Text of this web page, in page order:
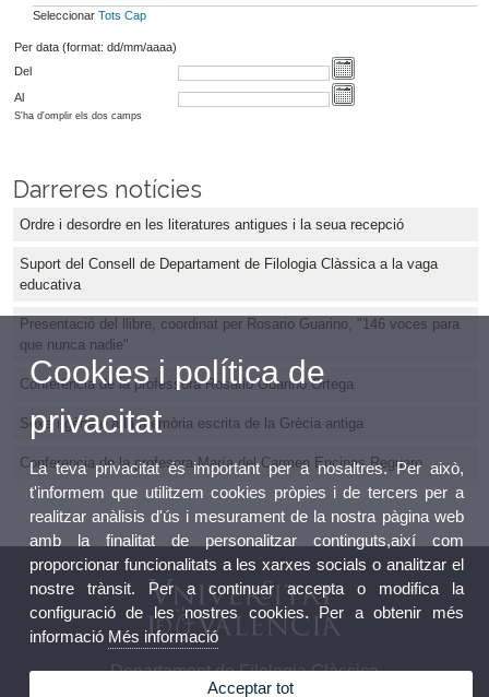
Seleccionar Tots Cap
Per data (format: dd/mm/aaaa)
Del
Al
S'ha d'omplir els dos camps
Darreres notícies
Ordre i desordre en les literatures antigues i la seua recepció
Suport del Consell de Departament de Filologia Clàssica a la vaga
educativa
Presentació del llibre, coordinat per Rosario Guarino, "146 voces para
que nunca nadie"
Conferència de la professora Rosario Guarino Ortega
Sexe i gènere a la memòria escrita de la Grècia antiga
Conferencia de la profesora María del Carmen Encinas Reguero
Departament de Filologia Clàssica
Cookies i política de
privacitat
La teva privacitat és important per a nosaltres. Per això,
t'informem que utilitzem cookies pròpies i de tercers per a
realitzar anàlisis d'ús i mesurament de la nostra pàgina web
amb la finalitat de personalitzar continguts,així com
proporcionar funcionalitats a les xarxes socials o analitzar el
nostre trànsit. Per a continuar accepta o modifica la
configuració de les nostres cookies. Per a obtenir més
informació Més informació
Acceptar tot